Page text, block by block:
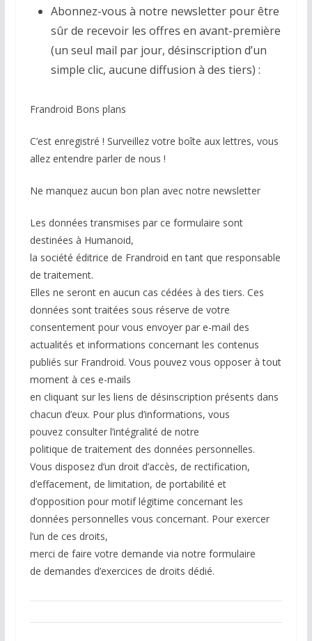
Abonnez-vous à notre newsletter pour être
sûr de recevoir les offres en avant-première
(un seul mail par jour, désinscription d’un
simple clic, aucune diffusion à des tiers) :
Frandroid Bons plans
C’est enregistré ! Surveillez votre boîte aux lettres, vous
allez entendre parler de nous !
Ne manquez aucun bon plan avec notre newsletter
Les données transmises par ce formulaire sont
destinées à Humanoid,
la société éditrice de Frandroid en tant que responsable
de traitement.
Elles ne seront en aucun cas cédées à des tiers. Ces
données sont traitées sous réserve de votre
consentement pour vous envoyer par e-mail des
actualités et informations concernant les contenus
publiés sur Frandroid. Vous pouvez vous opposer à tout
moment à ces e-mails
en cliquant sur les liens de désinscription présents dans
chacun d’eux. Pour plus d’informations, vous
pouvez consulter l’intégralité de notre
politique de traitement des données personnelles.
Vous disposez d’un droit d’accès, de rectification,
d’effacement, de limitation, de portabilité et
d’opposition pour motif légitime concernant les
données personnelles vous concernant. Pour exercer
l’un de ces droits,
merci de faire votre demande via notre formulaire
de demandes d’exercices de droits dédié.